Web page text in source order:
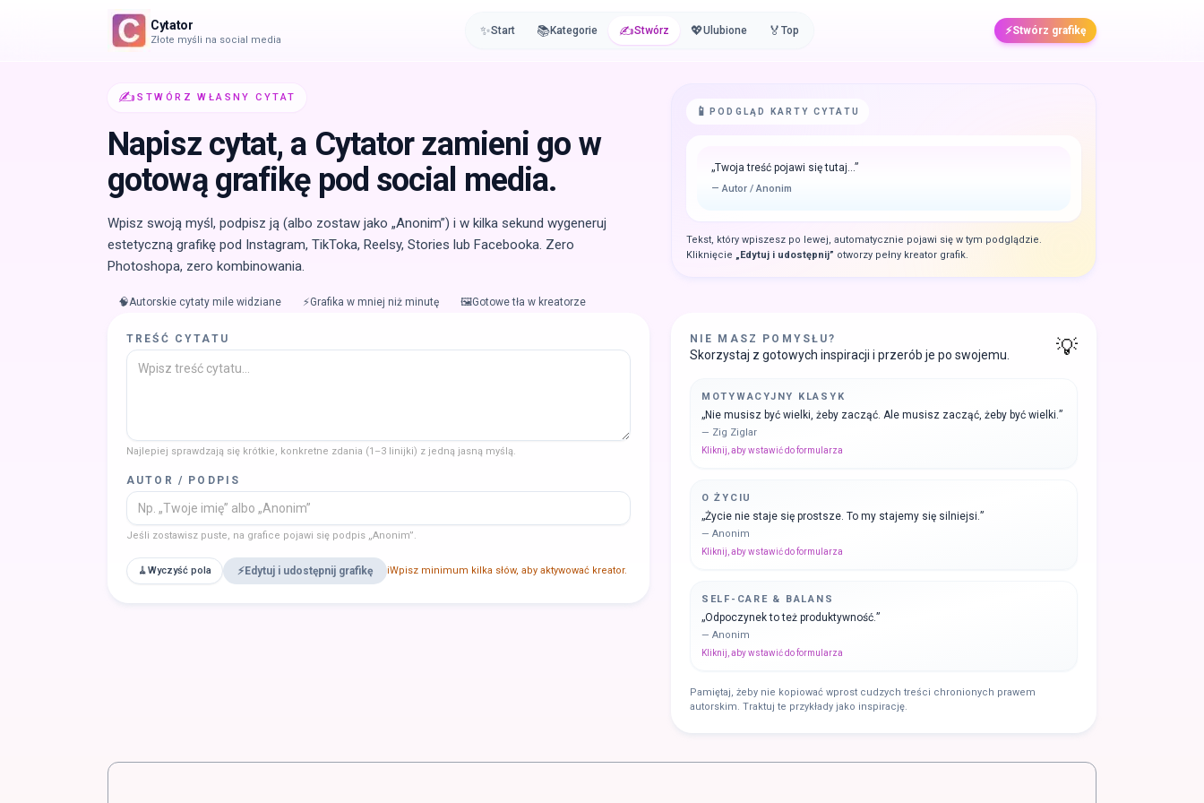
Cytator
Złote myśli na social media
✨Start 📚Kategorie ✍️Stwórz 💖Ulubione 🏅 Top ⚡️Stwórz grafikę
✍️STWÓRZ WŁASNY CYTAT
Napisz cytat, a Cytator zamieni go w
gotową grafikę pod social media.
Wpisz swoją myśl, podpisz ją (albo zostaw jako „Anonim”) i w kilka sekund wygeneruj
estetyczną grafikę pod Instagram, TikToka, Reelsy, Stories lub Facebooka. Zero
Photoshopa, zero kombinowania.
🧠Autorskie cytaty mile widziane ⚡Grafika w mniej niż minutę 🖼️Gotowe tła w kreatorze
📱 PODGLĄD KARTY CYTATU
„Twoja treść pojawi się tutaj…”
—Autor / Anonim
Tekst, który wpiszesz po lewej, automatycznie pojawi się w tym podglądzie.
Kliknięcie „Edytuj i udostępnij” otworzy pełny kreator grafik.
TREŚĆ CYTATU
Najlepiej sprawdzają się krótkie, konkretne zdania (1–3 linijki) z jedną jasną myślą.
AUTOR / PODPIS
Jeśli zostawisz puste, na grafice pojawi się podpis „Anonim”.
🧹Wyczyść pola ⚡Edytuj i udostępnij grafikę ℹ️Wpisz minimum kilka słów, aby aktywować kreator.
NIE MASZ POMYSŁU?
Skorzystaj z gotowych inspiracji i przerób je po swojemu. 💡
MOTYWACYJNY KLASYK
„Nie musisz być wielki, żeby zacząć. Ale musisz zacząć, żeby być wielki.”
— Zig Ziglar
Kliknij, aby wstawić do formularza
O ŻYCIU
„Życie nie staje się prostsze. To my stajemy się silniejsi.”
— Anonim
Kliknij, aby wstawić do formularza
SELF-CARE & BALANS
„Odpoczynek to też produktywność.”
— Anonim
Kliknij, aby wstawić do formularza
Pamiętaj, żeby nie kopiować wprost cudzych treści chronionych prawem
autorskim. Traktuj te przykłady jako inspirację.